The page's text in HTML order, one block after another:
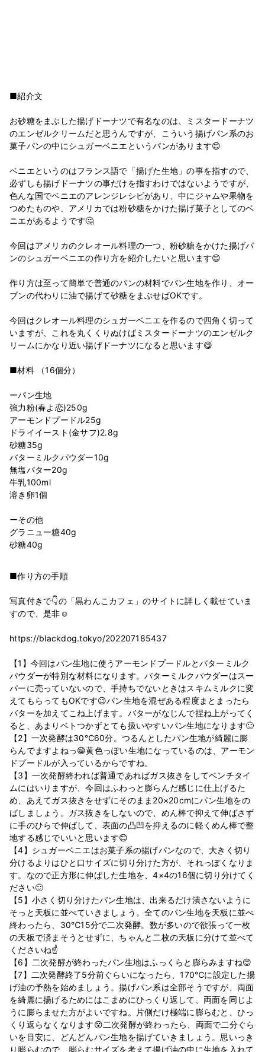
■紹介文
お砂糖をまぶした揚げドーナツで有名なのは、ミスタードーナツ
のエンゼルクリームだと思うんですが、こういう揚げパン系のお
菓子パンの中にシュガーベニエというパンがあります😊
ベニエというのはフランス語で「揚げた生地」の事を指すので、
必ずしも揚げドーナツの事だけを指すわけではないようですが、
色んな国でベニエのアレンジレシピがあり、中にジャムや果物を
つめたものや、アメリカでは粉砂糖をかけた揚げ菓子としてのベ
ニエがあるようです🤔
今回はアメリカのクレオール料理の一つ、粉砂糖をかけた揚げパ
ンのシュガーベニエの作り方を紹介したいと思います😊
作り方は至って簡単で普通のパンの材料でパン生地を作り、オー
ブンの代わりに油で揚げて砂糖をまぶせばOKです。
今回はクレオール料理のシュガーベニエを作るので四角く切って
いますが、これを丸くくりぬけばミスタードーナツのエンゼルク
リームにかなり近い揚げドーナツになると思います😋
■材料 （16個分）
ーパン生地
強力粉(春よ恋)250g
アーモンドプードル25g
ドライイースト(金サフ)2.8g
砂糖35g
バターミルクパウダー10g
無塩バター20g
牛乳100ml
溶き卵1個
ーその他
グラニュー糖40g
■作り方の手順
写真付きで👇の「黒わんこカフェ」のサイトに詳しく載せていま
すので、是非☺️
https://blackdog.tokyo/202207185437
【1】今回はパン生地に使うアーモンドプードルとバターミルク
パウダーが特別な材料になります。バターミルクパウダーはスー
パーに売っていないので、手持ちでないときはスキムミルクに変
えてもらってもOKです😉パン生地を混ぜある程度まとまったら
バターを加えてこね上げます。バターがなじんで捏ね上がってく
ると、あまりベトつかずとても扱いやすいパン生地になります🙂
【2】一次発酵は30℃60分。つるんとしたパン生地が綺麗に膨
らんでますよねっ😁黄色っぽい生地になっているのは、アーモン
ドプードルが入っているからですね。
【3】一次発酵終われば普通であればガス抜きをしてベンチタイ
ムにはいりますが、今回はふわっと膨らんだ感じに仕上げるた
め、あえてガス抜きをせずにそのまま20×20cmにパン生地をの
ばしましょう。ガス抜きをしないので、めん棒で抑えて伸ばさず
に手のひらで伸ばして、表面の凸凹を抑えるのに軽くめん棒で整
地する感じでいいと思います😊
【4】シュガーベニエはお菓子系の揚げパンなので、大きく切り
分けるよりはひと口サイズに切り分けた方が、それっぽくなりま
す。なので正方形に伸ばした生地を、4×4の16個に切り分けてく
ださい🙂
【5】小さく切り分けたパン生地は、出来るだけ潰さないように
そっと天板に並べていきましょう。全てのパン生地を天板に並べ
終わったら、30℃15分で二次発酵。数が多いので欲張って一枚
の天板で済まそうとせずに、ちゃんと二枚の天板に分けて並べて
くださいね☝
【6】二次発酵が終わったパン生地はふっくらと膨らみますね😊
【7】二次発酵終了5分前ぐらいになったら、170℃に設定した揚
げ油の予熱を始めましょう。揚げパン系は全部そうですが、両面
を綺麗に揚げるためにはこまめにひっくり返して、両面を同じよ
うに膨らませた方がよいですね。片側だけ極端に膨らむと、ひっ
くり返らなくなります😵二次発酵が終わったら、両面で二分ぐら
いを目安に、どんどんパン生地を揚げていきましょう。思いっき
り膨らむので、膨らむサイズを考えて揚げ油の中に生地を入れて